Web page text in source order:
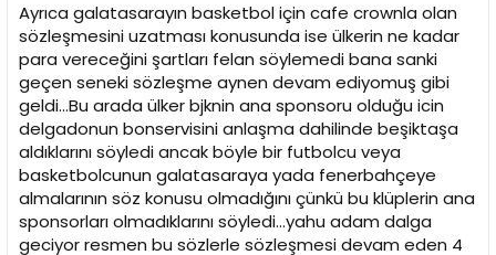
Ayrıca galatasarayın basketbol için cafe crownla olan
sözleşmesini uzatması konusunda ise ülkerin ne kadar
para vereceğini şartları felan söylemedi bana sanki
geçen seneki sözleşme aynen devam ediyomuş gibi
geldi...Bu arada ülker bjknin ana sponsoru olduğu icin
delgadonun bonservisini anlaşma dahilinde beşiktaşa
aldıklarını söyledi ancak böyle bir futbolcu veya
basketbolcunun galatasaraya yada fenerbahçeye
almalarının söz konusu olmadığını çünkü bu klüplerin ana
sponsorları olmadıklarını söyledi...yahu adam dalga
geciyor resmen bu sözlerle sözleşmesi devam eden 4